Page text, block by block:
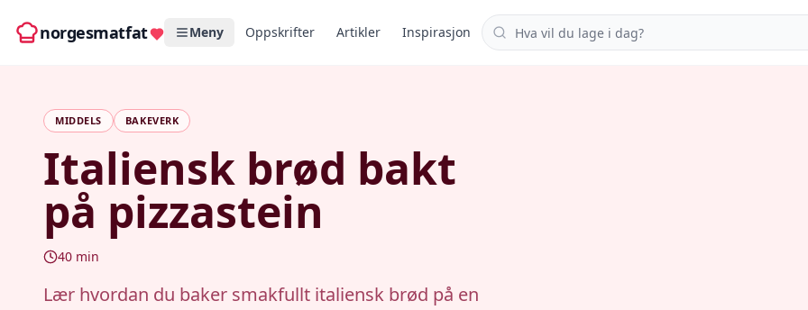
norgesmatfat Meny Oppskrifter Artikler Inspirasjon Søk i oppskrifter
MIDDELS BAKEVERK
Italiensk brød bakt
på pizzastein
40 min
Lær hvordan du baker smakfullt italiensk brød på en